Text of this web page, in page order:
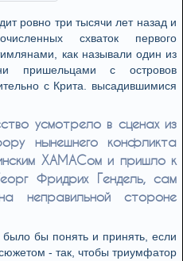
ровно три тысячи лет назад и
схваток первого
как называли один из
пришельцами с островов
с Крита. высадившимися
усмотрело в сценах из
нынешнего конфликта
ХАМАСом и пришло к
Фридрих Гендель, сам
неправильной стороне
бы понять и принять, если
- так, чтобы триумфатор